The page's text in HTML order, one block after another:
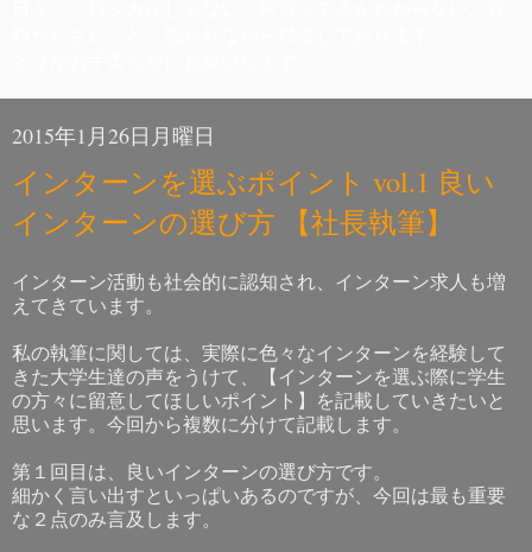
2015年1月26日月曜日
インターンを選ぶポイント vol.1 良い
インターンの選び方 【社長執筆】
インターン活動も社会的に認知され、インターン求人も増
えてきています。
私の執筆に関しては、実際に色々なインターンを経験して
きた大学生達の声をうけて、【インターンを選ぶ際に学生
の方々に留意してほしいポイント】を記載していきたいと
思います。今回から複数に分けて記載します。
第１回目は、良いインターンの選び方です。
細かく言い出すといっぱいあるのですが、今回は最も重要
な２点のみ言及します。